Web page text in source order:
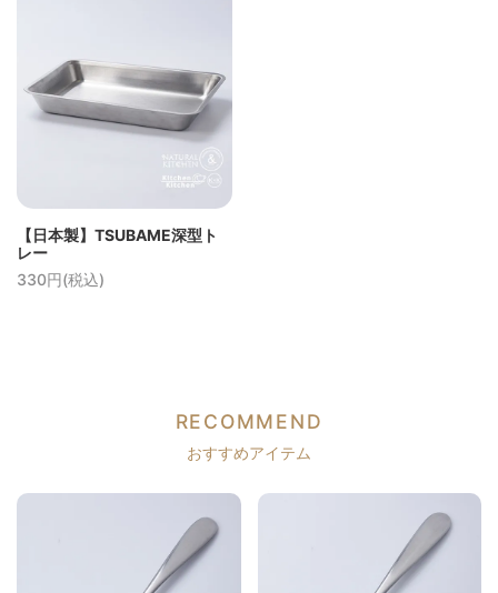
【日本製】TSUBAME深型ト
レー
330円(税込)
RECOMMEND
おすすめアイテム